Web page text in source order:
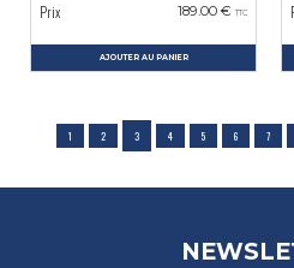
Prix 189.00 € TTC
AJOUTER AU PANIER
1 2 3 4 5 6 7